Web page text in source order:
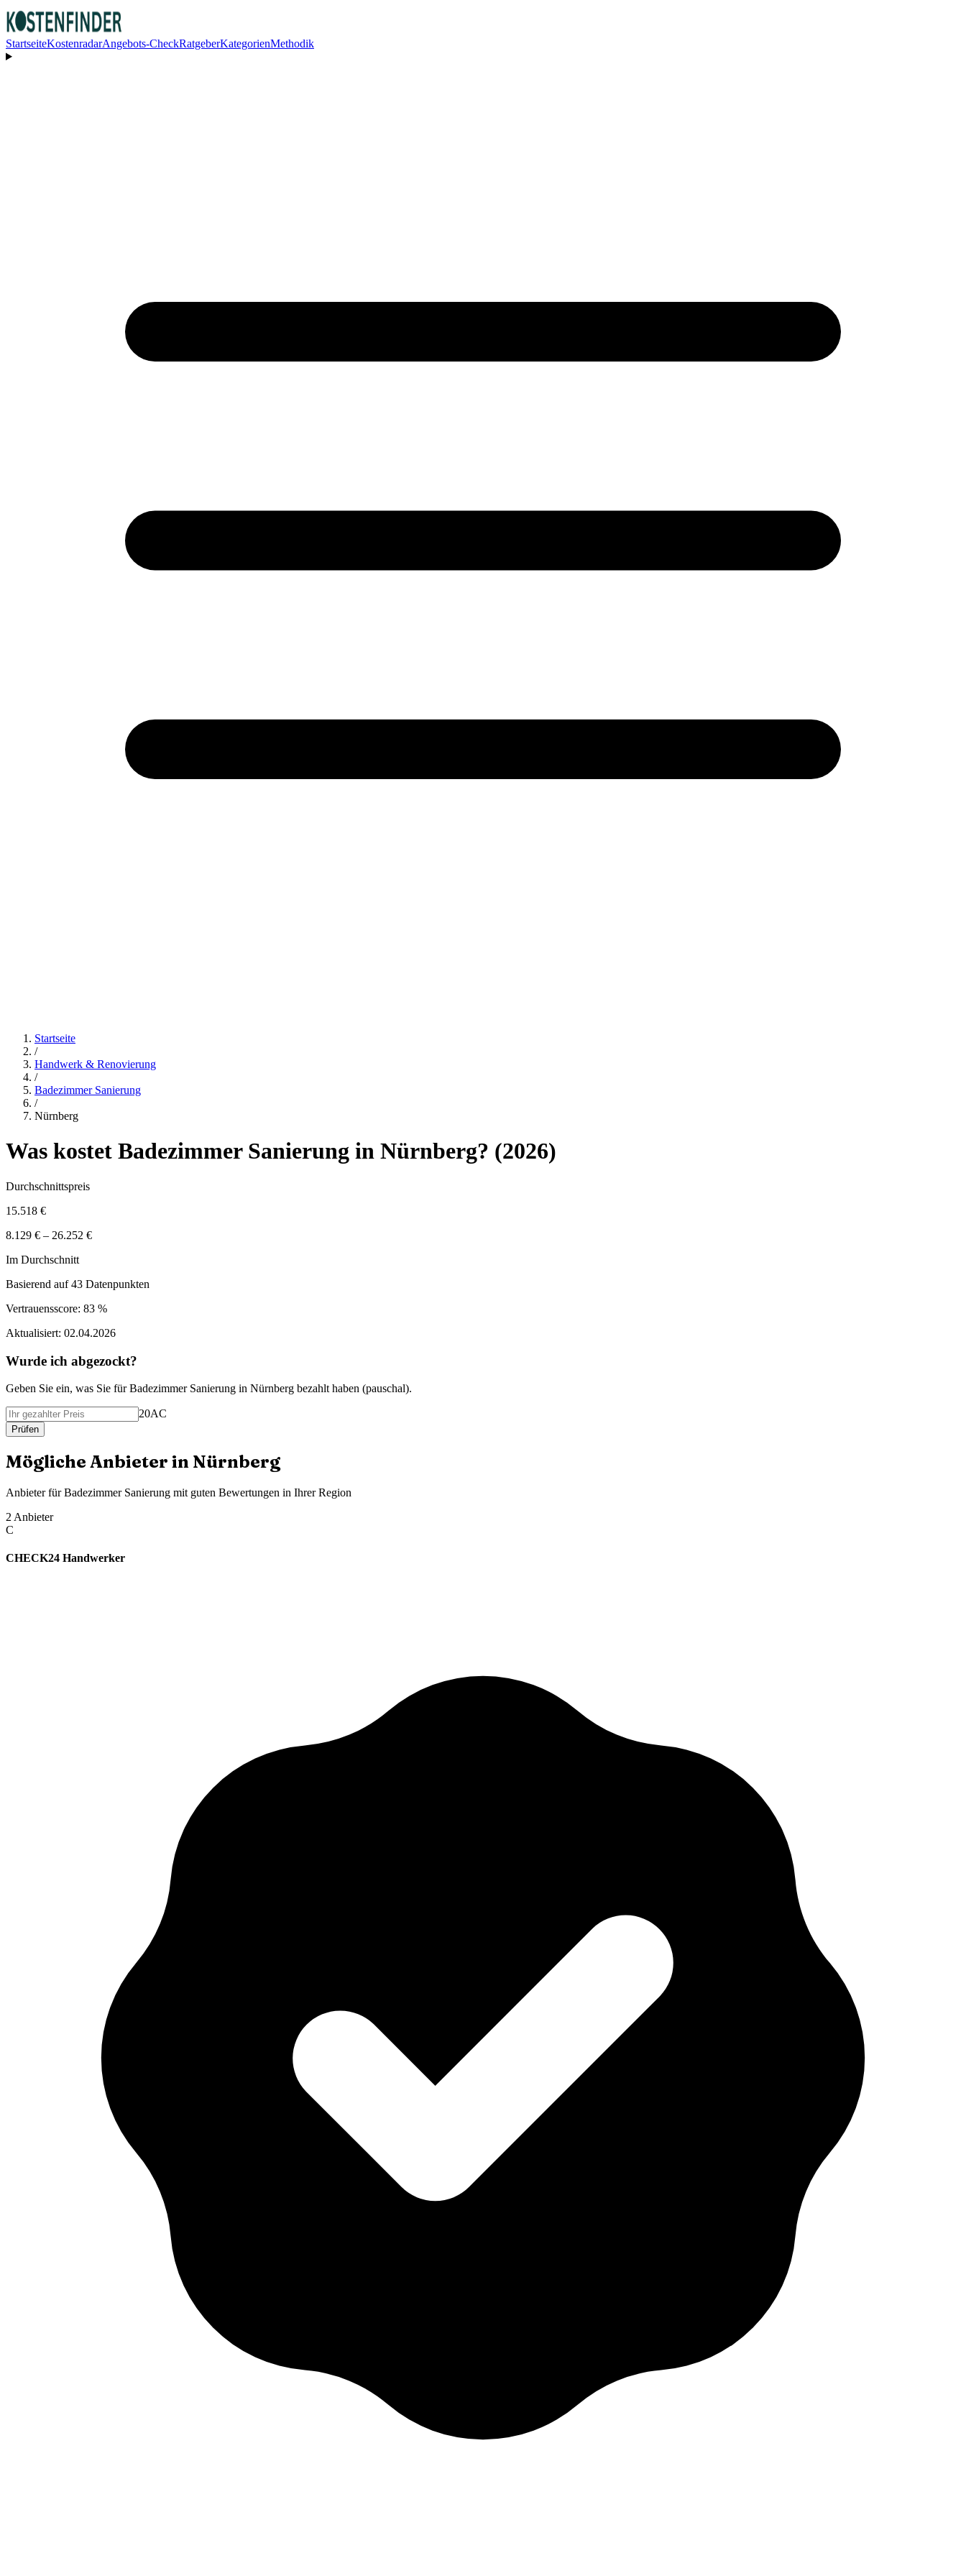
StartseiteKostenradarAngebots-CheckRatgeberKategorienMethodik
Startseite
/
Handwerk & Renovierung
/
Badezimmer Sanierung
/
Nürnberg
Was kostet Badezimmer Sanierung in Nürnberg? (2026)
Durchschnittspreis
15.518 €
8.129 € – 26.252 €
Im Durchschnitt
Basierend auf43 Datenpunkten
Vertrauensscore: 83 %
Aktualisiert: 02.04.2026
Wurde ich abgezockt?
Geben Sie ein, was Sie fürBadezimmer Sanierung in Nürnberg bezahlt haben (pauschal).
20AC
Prüfen
Mögliche Anbieter in Nürnberg
Anbieter fürBadezimmer Sanierung mit guten Bewertungen in Ihrer Region
2 Anbieter
C
CHECK24 Handwerker